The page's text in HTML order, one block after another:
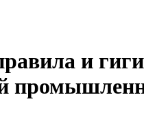
и